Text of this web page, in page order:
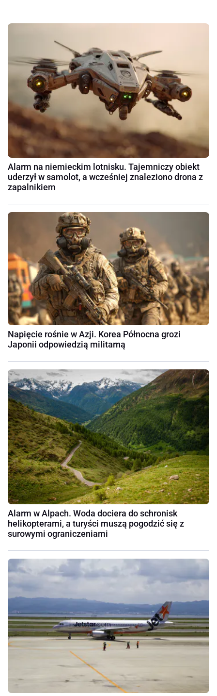
Alarm na niemieckim lotnisku. Tajemniczy obiekt
uderzył w samolot, a wcześniej znaleziono drona z
zapalnikiem
Napięcie rośnie w Azji. Korea Północna grozi
Japonii odpowiedzią militarną
Alarm w Alpach. Woda dociera do schronisk
helikopterami, a turyści muszą pogodzić się z
surowymi ograniczeniami